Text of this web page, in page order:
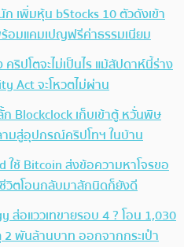
เพิ่มหุ้น bStocks 10 ตัวดังเข้า
อมแคมเปญฟรีค่าธรรมเนียม
ริปโตจะไม่เป็นไร แม้สัปดาห์นี้ร่าง
Act จะโหวตไม่ผ่าน
Blockclock เก็บเข้าตู้ หวั่นพิษ
มสู่อุปกรณ์คริปโทฯ ในบ้าน
ใช้ Bitcoin ส่งข้อความหาโจรขอ
วิตโอนกลับมาสักนิดก็ยังดี
ส่อแววเทขายรอบ 4 ? โอน 1,030
2 พันล้านบาท ออกจากกระเป๋า